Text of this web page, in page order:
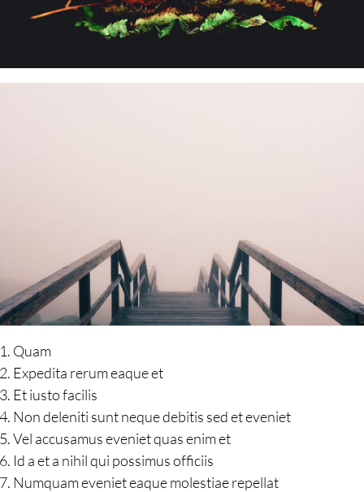
Quam
Expedita rerum eaque et
Et iusto facilis
Non deleniti sunt neque debitis sed et eveniet
Vel accusamus eveniet quas enim et
Id a et a nihil qui possimus officiis
Numquam eveniet eaque molestiae repellat